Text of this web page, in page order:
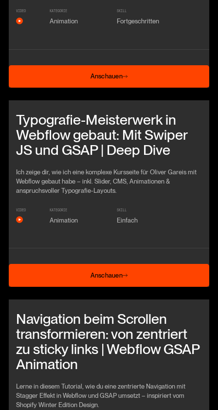
VIDEO KATEGORIE
Animation
SKILL
Fortgeschritten
Anschauen
Anschauen
Typografie-Meisterwerk in
Webflow gebaut: Mit Swiper
JS und GSAP | Deep Dive
Ich zeige dir, wie ich eine komplexe Kursseite für Oliver Gareis mit
Webflow gebaut habe – inkl. Slider, CMS, Animationen &
anspruchsvoller Typografie-Layouts.
VIDEO KATEGORIE
Animation
SKILL
Einfach
Anschauen
Anschauen
Navigation beim Scrollen
transformieren: von zentriert
zu sticky links | Webflow GSAP
Animation
Lerne in diesem Tutorial, wie du eine zentrierte Navigation mit
Stagger Effekt in Webflow und GSAP umsetzt – inspiriert vom
Shopify Winter Edition Design.